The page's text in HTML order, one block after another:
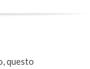
questo